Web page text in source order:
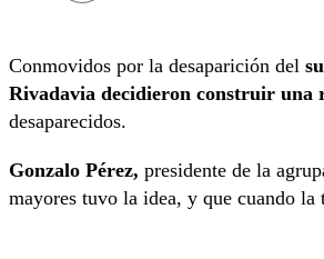
Conmovidos por la desaparición del
Rivadavia decidieron construir una
desaparecidos.
Gonzalo Pérez, presidente de la
mayores tuvo la idea, y que cuando la